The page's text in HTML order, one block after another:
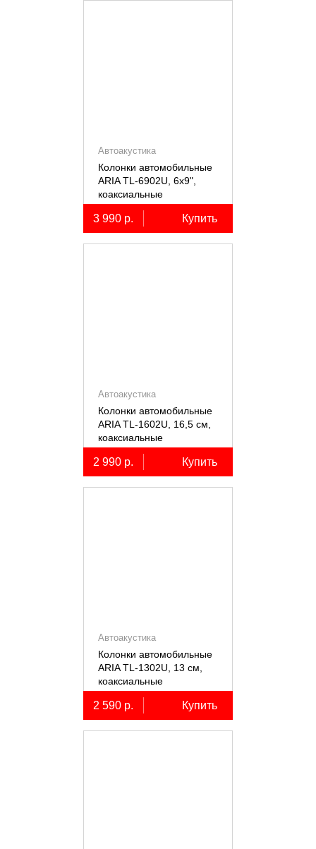
Автоакустика
Колонки автомобильные
ARIA TL-6902U, 6х9",
коаксиальные
трёхполосные, 2 шт.
3 990 р. Купить
Автоакустика
Колонки автомобильные
ARIA TL-1602U, 16,5 см,
коаксиальные
двухполосные, 2 шт.
2 990 р. Купить
Автоакустика
Колонки автомобильные
ARIA TL-1302U, 13 см,
коаксиальные
двухполосные, 2 шт.
2 590 р. Купить